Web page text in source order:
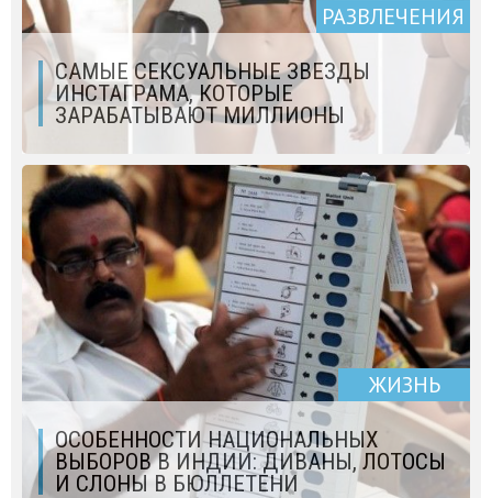
РАЗВЛЕЧЕНИЯ
САМЫЕ СЕКСУАЛЬНЫЕ ЗВЕЗДЫ
ИНСТАГРАМА, КОТОРЫЕ
ЗАРАБАТЫВАЮТ МИЛЛИОНЫ
ЖИЗНЬ
ОСОБЕННОСТИ НАЦИОНАЛЬНЫХ
ВЫБОРОВ В ИНДИИ: ДИВАНЫ, ЛОТОСЫ
И СЛОНЫ В БЮЛЛЕТЕНИ